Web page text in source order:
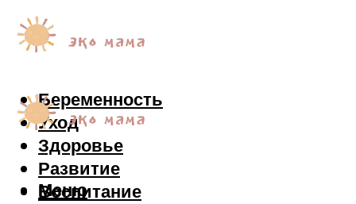
Беременность
Уход
Здоровье
Развитие
Воспитание
Меню